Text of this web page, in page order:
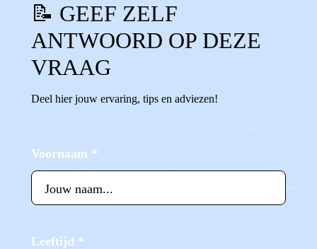
📝 GEEF ZELF
ANTWOORD OP DEZE
VRAAG
Deel hier jouw ervaring, tips en adviezen!
Voornaam *
Leeftijd *